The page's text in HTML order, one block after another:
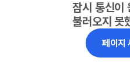
잠시 통신이
불러오지 못
페이지